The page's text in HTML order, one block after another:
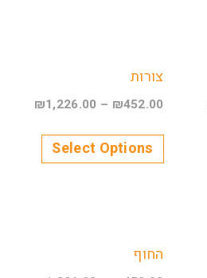
צורות
₪452.00
–
₪1,226.00
Select Options
החוף